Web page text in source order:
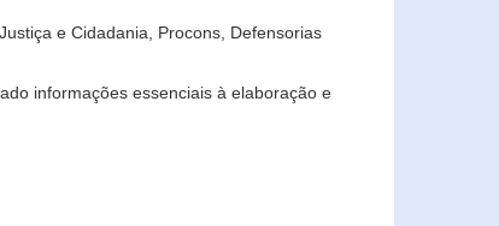
e Cidadania, Procons, Defensorias
informações essenciais à elaboração e